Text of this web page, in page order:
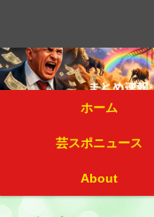
ホーム
芸スポニュース
About